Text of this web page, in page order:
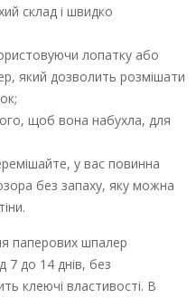
склад і швидко
лопатку або
який дозволить розмішати
щоб вона набухла, для
у вас повинна
без запаху, яку можна
паперових шпалер
7 до 14 днів, без
клеючі властивості. В